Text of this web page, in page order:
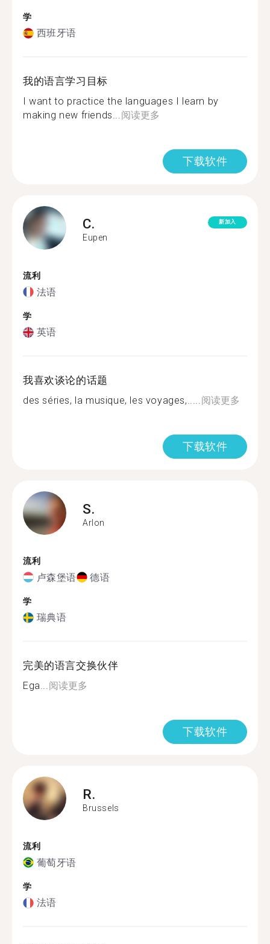
学
西班牙语
我的语言学习目标
I want to practice the languages I learn by
making new friends...阅读更多
下载软件
C.
Eupen
新加入
流利
法语
学
英语
我喜欢谈论的话题
des séries, la musique, les voyages,.....阅读更多
下载软件
S.
Arlon
流利
卢森堡语 德语
学
瑞典语
完美的语言交换伙伴
Ega...阅读更多
下载软件
R.
Brussels
流利
葡萄牙语
学
法语